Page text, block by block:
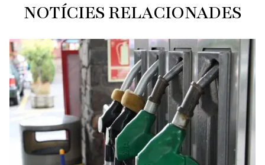
NOTÍCIES RELACIONADES